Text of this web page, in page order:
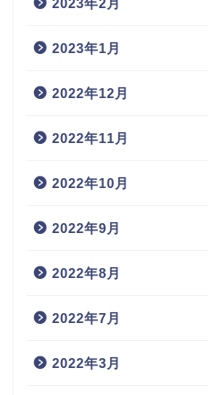
2023年2月
2023年1月
2022年12月
2022年11月
2022年10月
2022年9月
2022年8月
2022年7月
2022年3月